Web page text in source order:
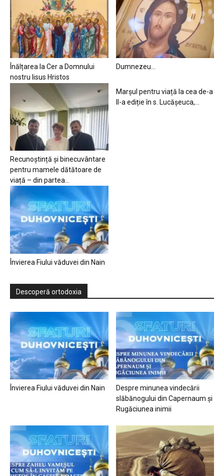
Înălțarea la Cer a Domnului
nostru Iisus Hristos
Dumnezeu…
Recunoștință și binecuvântare
pentru mamele dătătoare de
viață – din partea...
Marșul pentru viață la cea de-a
II-a ediție în s. Lucășeuca,...
Învierea Fiului văduvei din Nain
Descoperă ortodoxia
Învierea Fiului văduvei din Nain
Despre minunea vindecării
slăbănogului din Capernaum și
Rugăciunea inimii